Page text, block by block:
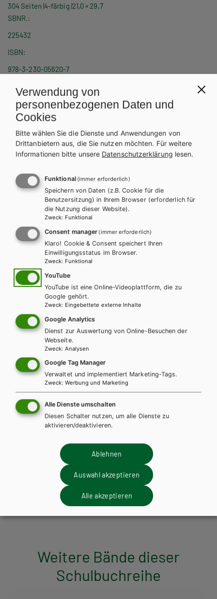
304 Seiten 4-färbig 21,0 × 29,7
SBNR.
225432
ISBN
978-3-230-05620-7
Mathematik mit praktischen Anwendungen
Lehrbuch + E-Book
28,93 €
Lehrbuch E-Book Solo
23,72 €
Lehrbuch mit E-BOOK+
35,53 €
Schulbuchaktion*
Lösungen
11,90 €
über die Schulbuchaktion enthalten. | *Exklusiv über die Schulbuchaktion
erhältlich.
AUTOR/INNEN
Mag. Christina Camilo, Ing. Wolfgang Drs, MMag. Susanne
Pollack-Drs, Mag. Ursula Puhm, Mag. Eva-Maria Sidlo, Mag.
Cornelia Steinmair
BESCHREIBUNG
Anwendungenist ideal auf den Mathematikunterricht an
technischen, gewerblichen und kunstgewerblichen
Fachschulen zugeschnitten.
Sie bietet:
Klar strukturierte Kapitel
Musteraufgaben
Nach Schwierigkeit differenzierte Aufgaben
Zusammenfassungen
Inkl. Lösungen am Buchende
Inklusive E-BOOK+ erhältlich
WEITERLESEN
Weitere Bände dieser
Schulbuchreihe
Verwendung von
personenbezogenen Daten und
Cookies
Bitte wählen Sie die Dienste und Anwendungen von
Drittanbietern aus, die Sie nutzen möchten. Für weitere
Informationen bitte unsere Datenschutzerklärung lesen.
Funktional (immer erforderlich)
Speichern von Daten (z.B. Cookie für die
Benutzersitzung) in Ihrem Browser (erforderlich für
die Nutzung dieser Website).
Zweck: Funktional
Consent manager (immer erforderlich)
Klaro! Cookie & Consent speichert Ihren
Einwilligungsstatus im Browser.
Zweck: Funktional
YouTube
YouTube ist eine Online-Videoplattform, die zu
Google gehört.
Zweck: Eingebettete externe Inhalte
Google Analytics
Dienst zur Auswertung von Online-Besuchen der
Webseite.
Zweck: Analysen
Google Tag Manager
Verwaltet und implementiert Marketing-Tags.
Zweck: Werbung und Marketing
Alle Dienste umschalten
Diesen Schalter nutzen, um alle Dienste zu
aktivieren/deaktivieren.
Ablehnen
Auswahl akzeptieren
Alle akzeptieren